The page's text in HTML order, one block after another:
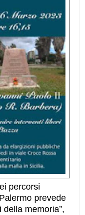
percorsi
prevede
della memoria”,